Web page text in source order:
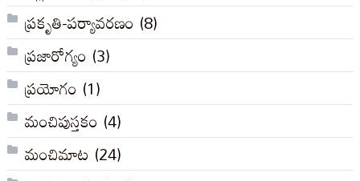
ప్రకృతి-పర్యావరణం (8)
ప్రజారోగ్యం (3)
ప్రయోగం (1)
మంచిపుస్తకం (4)
మంచిమాట (24)